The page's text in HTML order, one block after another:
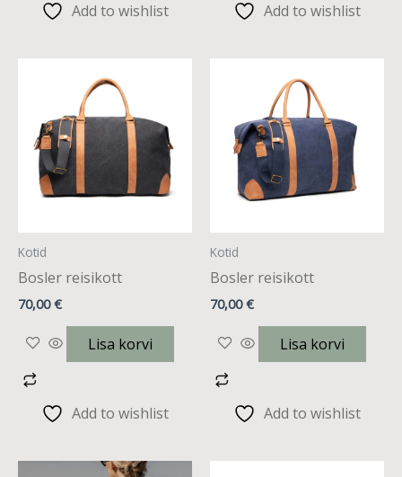
Add to wishlist Add to wishlist
Kotid
Bosler reisikott
70,00€
Lisa korvi
Add to wishlist
Kotid
Bosler reisikott
70,00€
Lisa korvi
Add to wishlist